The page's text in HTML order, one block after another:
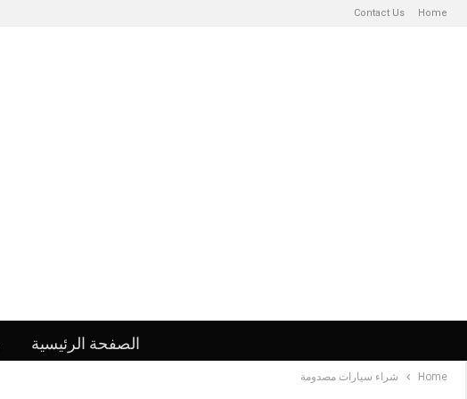
Home
Contact Us
الصفحة الرئيسية
Home شراء سيارات مصدومة